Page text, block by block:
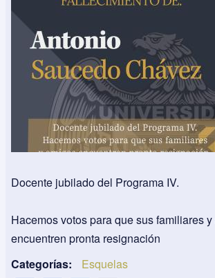
Docente jubilado del Programa IV.
Hacemos votos para que sus familiares
encuentren pronta resignación
Categorías
Esquelas